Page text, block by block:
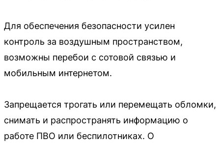
Для обеспечения безопасности усилен
контроль за воздушным пространством,
возможны перебои с сотовой связью и
мобильным интернетом.
Запрещается трогать или перемещать обломки,
снимать и распространять информацию о
работе ПВО или беспилотниках. О